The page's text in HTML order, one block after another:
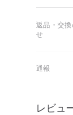
返品・交
せ
通報
レビュ